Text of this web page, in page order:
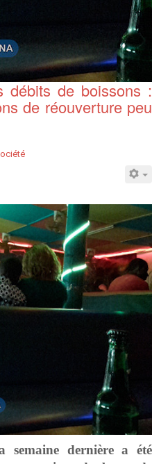
débits de boissons :
de réouverture peu
semaine dernière a été